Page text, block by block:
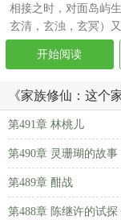
相接之时，对面岛屿
玄清，玄浊，玄冥）
开始阅读
《家族修仙：这个
第491章 林桃儿
第490章 灵珊瑚的故事
第489章 酣战
第488章 陈继许的试探